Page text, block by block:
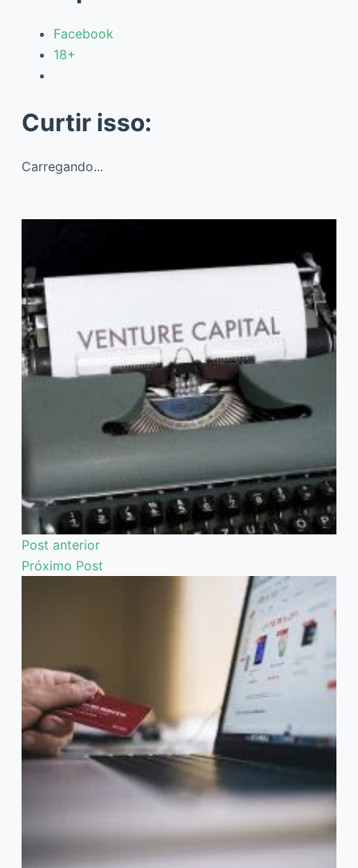
Facebook
18+
Curtir isso:
Carregando...
Post anterior
Próximo Post